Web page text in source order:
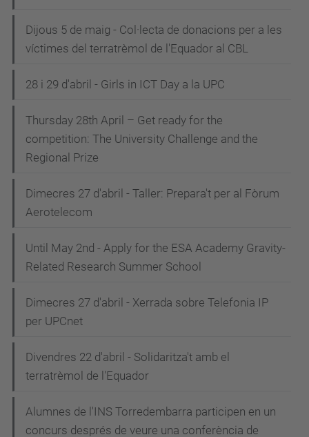
Dijous 5 de maig - Col·lecta de donacions per a les
víctimes del terratrèmol de l'Equador al CBL
28 i 29 d'abril - Girls in ICT Day a la UPC
Thursday 28th April – Get ready for the
competition: The University Challenge and the
Regional Prize
Dimecres 27 d'abril - Taller: Prepara't per al Fòrum
Aerotelecom
Until May 2nd - Apply for the ESA Academy Gravity-
Related Research Summer School
Dimecres 27 d'abril - Xerrada sobre Telefonia IP
per UPCnet
Divendres 22 d'abril - Solidaritza't amb el
terratrèmol de l'Equador
Alumnes de l'INS Torredembarra participen en un
concurs després de veure una conferència de